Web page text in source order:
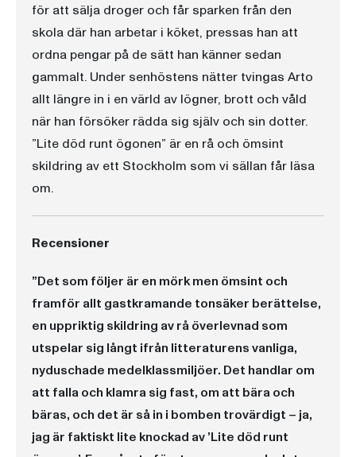
för att sälja droger och får sparken från den
skola där han arbetar i köket, pressas han att
ordna pengar på de sätt han känner sedan
gammalt. Under senhöstens nätter tvingas Arto
allt längre in i en värld av lögner, brott och våld
när han försöker rädda sig själv och sin dotter.
”Lite död runt ögonen” är en rå och ömsint
skildring av ett Stockholm som vi sällan får läsa
om.
Recensioner
”Det som följer är en mörk men ömsint och
framför allt gastkramande tonsäker berättelse,
en uppriktig skildring av rå överlevnad som
utspelar sig långt ifrån litteraturens vanliga,
nyduschade medelklassmiljöer. Det handlar om
att falla och klamra sig fast, om att bära och
bäras, och det är så in i bomben trovärdigt – ja,
jag är faktiskt lite knockad av ’Lite död runt